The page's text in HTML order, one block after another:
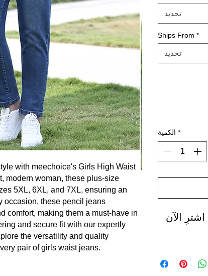
with meechoice's Girls High Waist
modern woman, these plus-size
5XL, 6XL, and 7XL, ensuring an
occasion, these pencil jeans
comfort, making them a must-have in
and secure fit with our expertly
the versatility and quality
pair of girls waist jeans.
تحديد
Ships From *
تحديد
الكمية *
اشترِ الآن